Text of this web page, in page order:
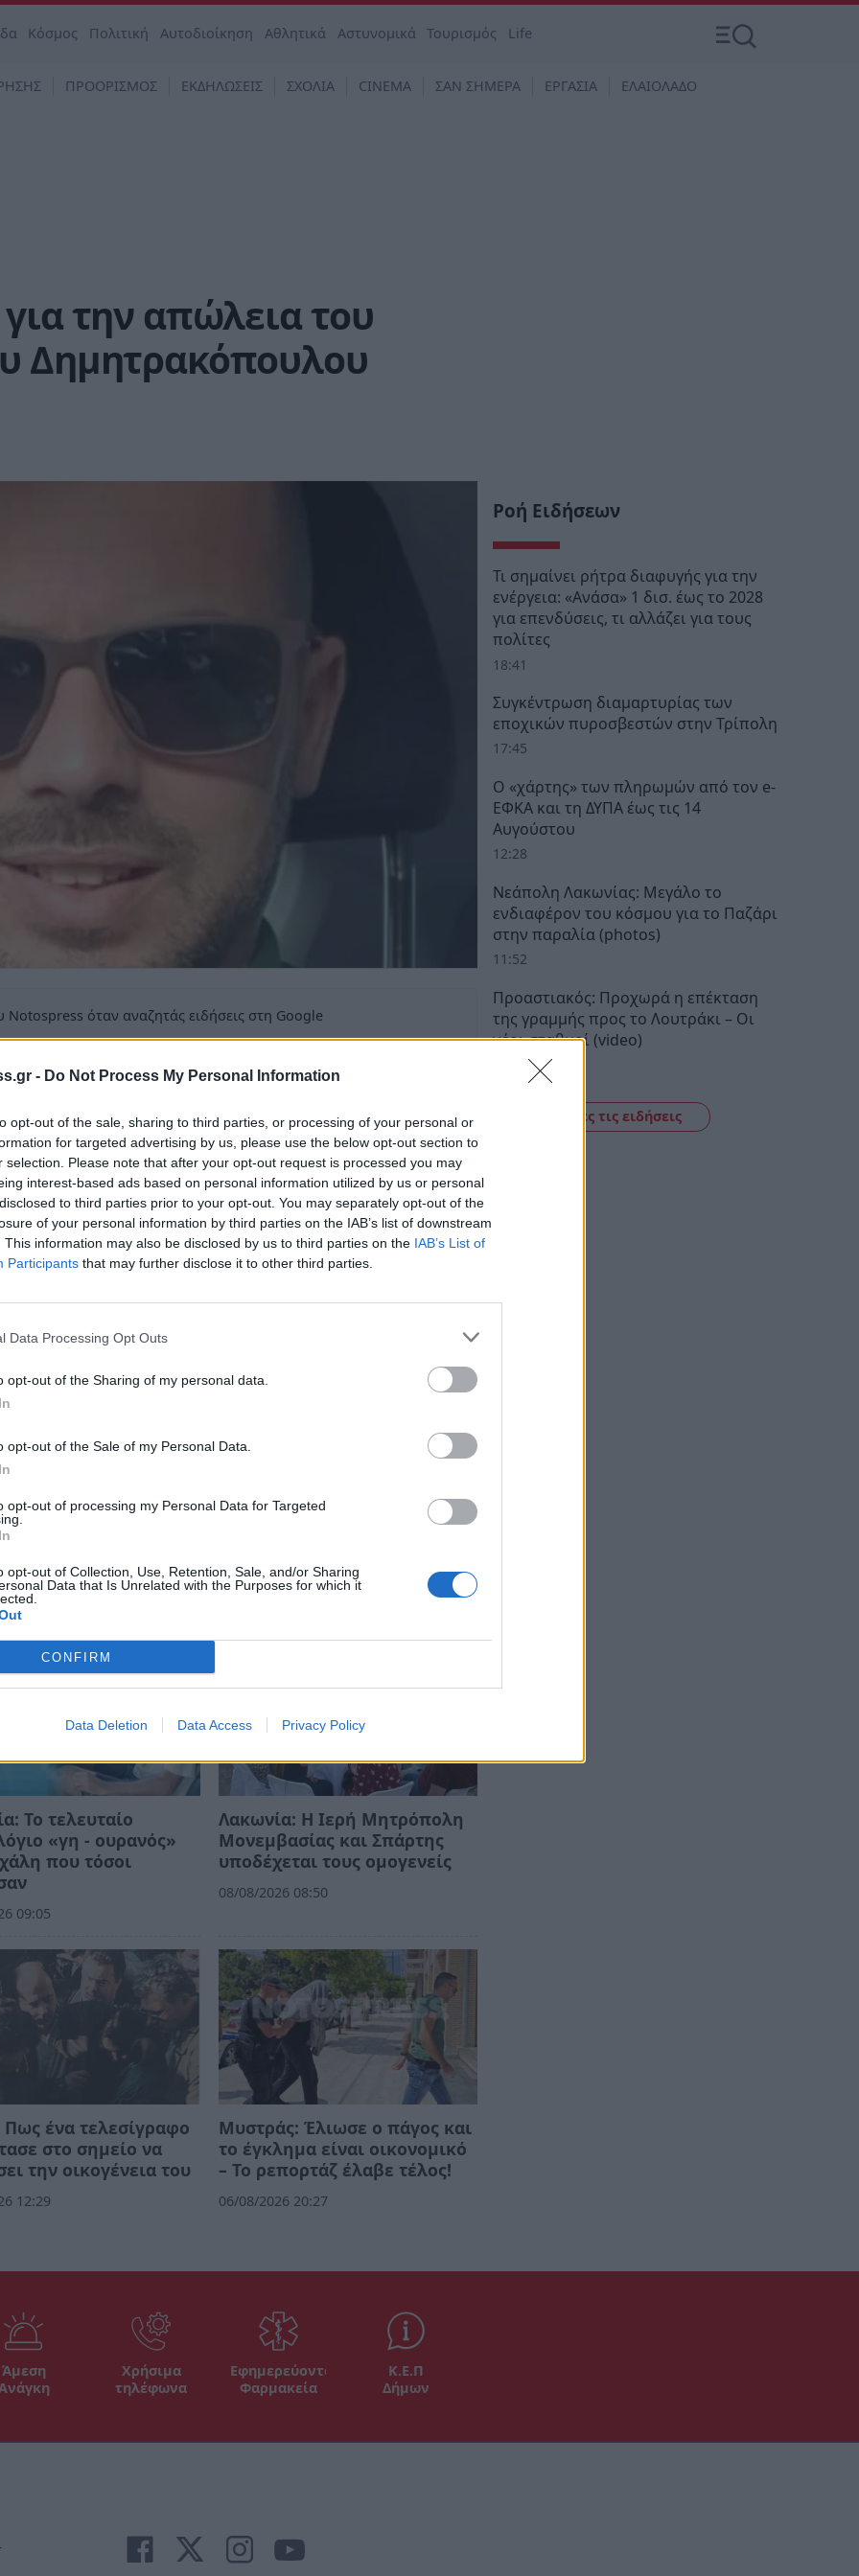
- Do Not Process My Personal Information
opt-out of the sale, sharing to third parties, or processing of your personal or
for targeted advertising by us, please use the below opt-out section to
selection. Please note that after your opt-out request is processed you may
interest-based ads based on personal information utilized by us or personal
to third parties prior to your opt-out. You may separately opt-out of the
of your personal information by third parties on the IAB’s list of downstream
This information may also be disclosed by us to third parties on the IAB’s List of
Participants that may further disclose it to other third parties.
Data Processing Opt Outs
opt-out of the Sharing of my personal data.
opt-out of the Sale of my Personal Data.
opt-out of processing my Personal Data for Targeted
opt-out of Collection, Use, Retention, Sale, and/or Sharing
Data that Is Unrelated with the Purposes for which it
CONFIRM
Data Deletion Data Access Privacy Policy
Κόσμος Πολιτική Αυτοδιοίκηση Αθλητικά Αστυνομικά Τουρισμός Life
ΠΡΟΟΡΙΣΜΟΣ ΕΚΔΗΛΩΣΕΙΣ ΣΧΟΛΙΑ CINEMA ΣΑΝ ΣΗΜΕΡΑ ΕΡΓΑΣΙΑ ΕΛΑΙΟΛΑΔΟ
την απώλεια του
Δημητρακόπουλου
όταν αναζητάς ειδήσεις στη Google
αποτελέσματα της Google
τηςΠάτραςη είδηση του θανάτου του
ανήλικων παιδιών, ο οποίος έχασε την
δημοσιογράφος Μάρω Δριμάλα.
ήταν παντρεμένος με την
είχαν αποκτήσει δύο παιδιά.
και μάθετε πρώτοιόλες τις ειδήσεις
Το τελευταίο
«γη - ουρανός»
που τόσοι
09:05
Λακωνία: Η Ιερή Μητρόπολη
Μονεμβασίας και Σπάρτης
υποδέχεται τους ομογενείς
08/08/2026 08:50
ένα τελεσίγραφο
στο σημείο να
την οικογένεια του
12:29
Μυστράς: Έλιωσε ο πάγος και
το έγκλημα είναι οικονομικό
– Το ρεπορτάζ έλαβε τέλος!
06/08/2026 20:27
Ροή Ειδήσεων
Τι σημαίνει ρήτρα διαφυγής για την
ενέργεια: «Ανάσα» 1 δισ. έως το 2028
για επενδύσεις, τι αλλάζει για τους
πολίτες
18:41
Συγκέντρωση διαμαρτυρίας των
εποχικών πυροσβεστών στην Τρίπολη
17:45
Ο «χάρτης» των πληρωμών από τον e-
ΕΦΚΑ και τη ΔΥΠΑ έως τις 14
Αυγούστου
12:28
Νεάπολη Λακωνίας: Μεγάλο το
ενδιαφέρον του κόσμου για το Παζάρι
στην παραλία (photos)
11:52
Προαστιακός: Προχωρά η επέκταση
της γραμμής προς το Λουτράκι – Οι
νέοι σταθμοί (video)
Δείτε όλες τις ειδήσεις
Άμεση
Χρήσιμα
τηλέφωνα
Εφημερεύοντα
Φαρμακεία
Κ.Ε.Π
Δήμων